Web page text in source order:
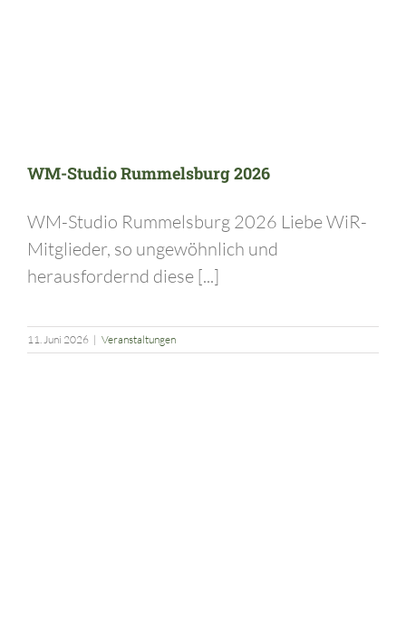
WM-Studio Rummelsburg 2026
WM-Studio Rummelsburg 2026 Liebe WiR-
Mitglieder, so ungewöhnlich und
herausfordernd diese [...]
11. Juni 2026 | Veranstaltungen